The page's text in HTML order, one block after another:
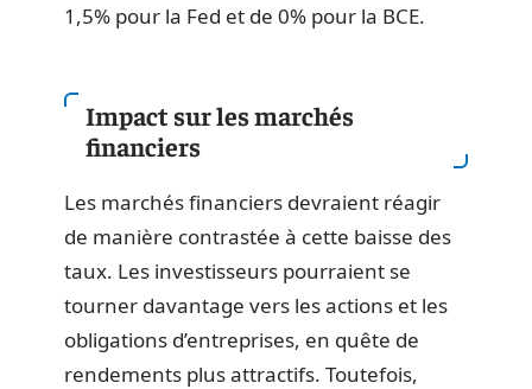
1,5% pour la Fed et de 0% pour la BCE.
Impact sur les marchés
financiers
Les marchés financiers devraient réagir
de manière contrastée à cette baisse des
taux. Les investisseurs pourraient se
tourner davantage vers les actions et les
obligations d’entreprises, en quête de
rendements plus attractifs. Toutefois,